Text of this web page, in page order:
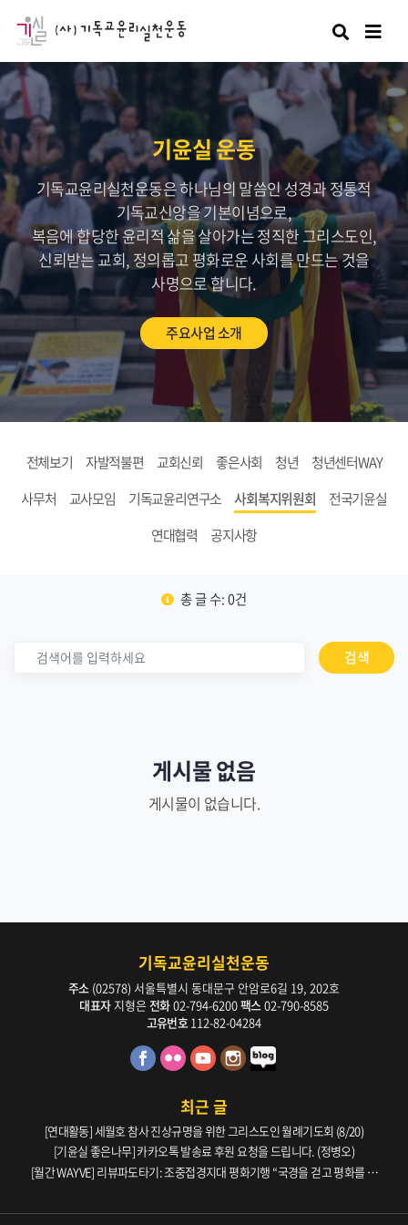
검색
기윤실 운동
기독교윤리실천운동은 하나님의 말씀인 성경과 정통적
기독교신앙을 기본이념으로,
복음에 합당한 윤리적 삶을 살아가는 정직한 그리스도인,
신뢰받는 교회, 정의롭고 평화로운 사회를 만드는 것을
사명으로 합니다.
주요사업 소개
전체보기 자발적불편 교회신뢰 좋은사회 청년
청년센터WAY
사무처
교사모임 기독교윤리연구소 사회복지위원회
전국기윤실
연대협력
공지사항
총 글 수: 0건
검색
게시물 없음
게시물이 없습니다.
기독교윤리실천운동
주소 (02578) 서울특별시 동대문구 안암로6길 19, 202호
대표자지형은 전화02-794-6200팩스 02-790-8585
고유번호 112-82-04284
최근 글
[연대활동] 세월호 참사 진상규명을 위한 그리스도인 월례기도회 (8/20)
[기윤실 좋은나무] 카카오톡 발송료 후원 요청을 드립니다. (정병오)
[월간 WAYVE] 리뷰파도타기: 조중접경지대 평화기행 “국경을 걷고 평화를 생